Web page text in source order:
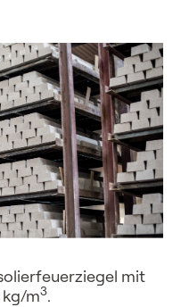
mit
kg/m3.